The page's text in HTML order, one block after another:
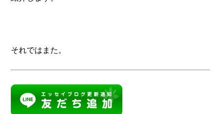
それではまた。